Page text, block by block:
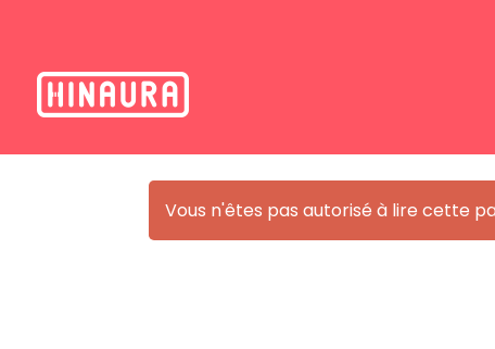
Vous n'êtes pas autorisé à lire cette